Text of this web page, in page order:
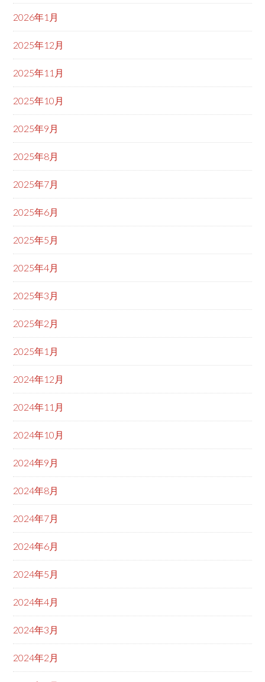
2026年1月
2025年12月
2025年11月
2025年10月
2025年9月
2025年8月
2025年7月
2025年6月
2025年5月
2025年4月
2025年3月
2025年2月
2025年1月
2024年12月
2024年11月
2024年10月
2024年9月
2024年8月
2024年7月
2024年6月
2024年5月
2024年4月
2024年3月
2024年2月